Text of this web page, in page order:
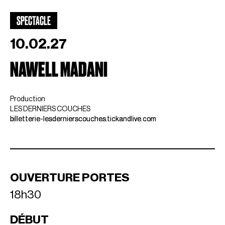
SPECTACLE
10.02.27
NAWELL MADANI
Production
LES DERNIERS COUCHES
billetterie-lesdernierscouches.tickandlive.com
OUVERTURE PORTES
18h30
DÉBUT